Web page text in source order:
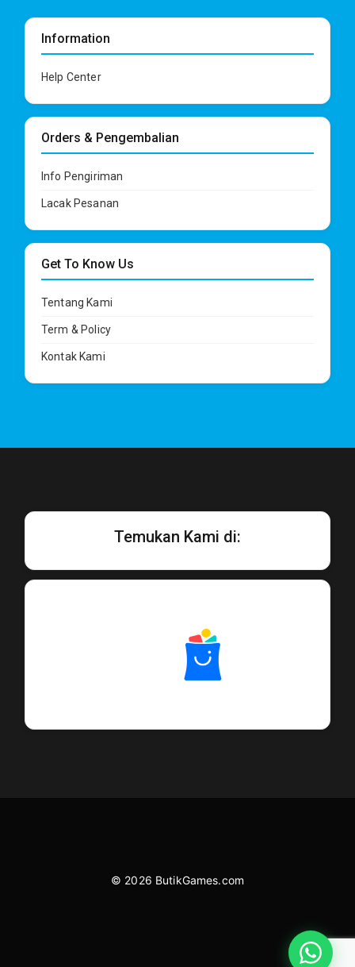
Information
Help Center
Orders & Pengembalian
Info Pengiriman
Lacak Pesanan
Get To Know Us
Tentang Kami
Term & Policy
Kontak Kami
Temukan Kami di:
© 2026 ButikGames.com